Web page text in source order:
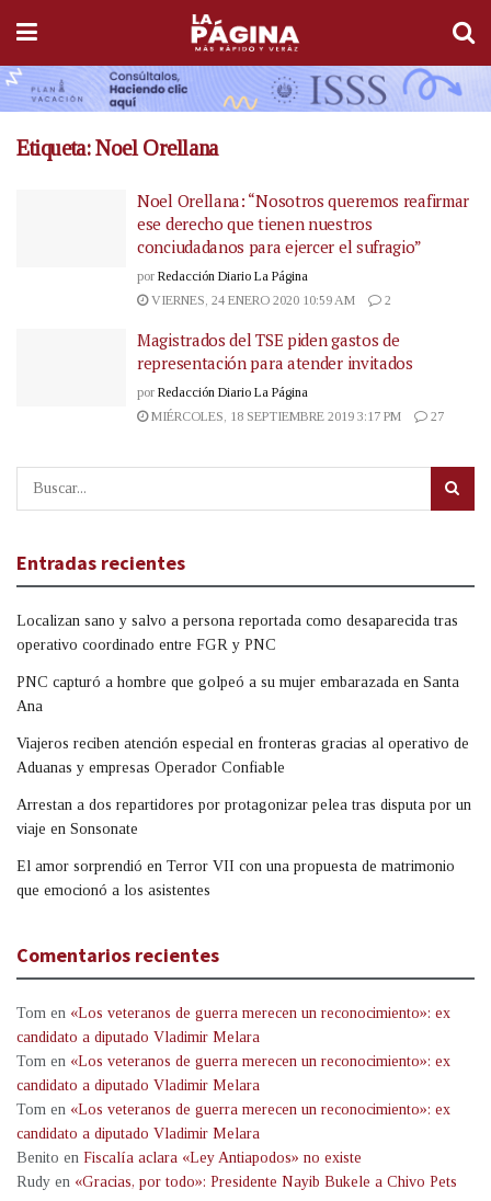
Etiqueta:Noel Orellana
Noel Orellana: “Nosotros queremos reafirmar
ese derecho que tienen nuestros
conciudadanos para ejercer el sufragio”
por Redacción Diario La Página
VIERNES, 24 ENERO 2020 10:59 AM
2
Magistrados del TSE piden gastos de
representación para atender invitados
por Redacción Diario La Página
MIÉRCOLES, 18 SEPTIEMBRE 2019 3:17 PM
27
Entradas recientes
Localizan sano y salvo a persona reportada como desaparecida tras
operativo coordinado entre FGR y PNC
PNC capturó a hombre que golpeó a su mujer embarazada en Santa
Ana
Viajeros reciben atención especial en fronteras gracias al operativo de
Aduanas y empresas Operador Confiable
Arrestan a dos repartidores por protagonizar pelea tras disputa por un
viaje en Sonsonate
El amor sorprendió en Terror VII con una propuesta de matrimonio
que emocionó a los asistentes
Comentarios recientes
Tom en «Los veteranos de guerra merecen un reconocimiento»: ex
candidato a diputado Vladimir Melara
Tom en «Los veteranos de guerra merecen un reconocimiento»: ex
candidato a diputado Vladimir Melara
Tom en «Los veteranos de guerra merecen un reconocimiento»: ex
candidato a diputado Vladimir Melara
Benito en Fiscalía aclara «Ley Antiapodos» no existe
Rudy en «Gracias, por todo»: Presidente Nayib Bukele a Chivo Pets